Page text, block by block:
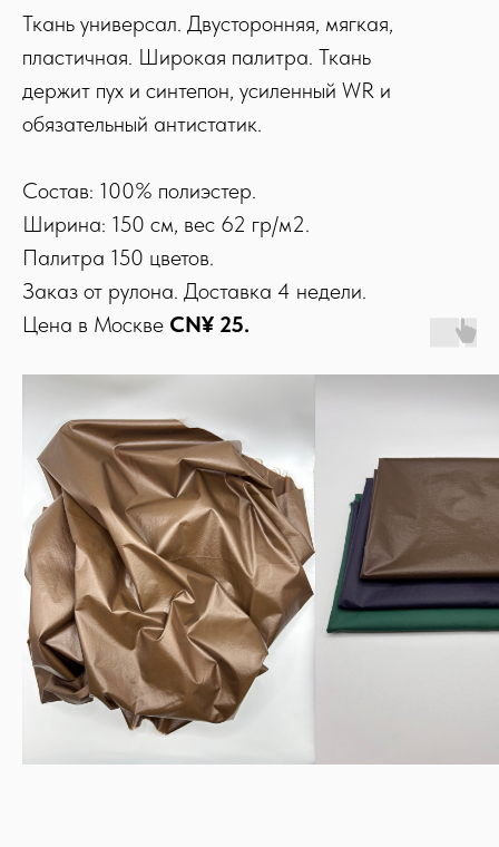
Ткань универсал. Двусторонняя, мягкая,
пластичная. Широкая палитра. Ткань
держит пух и синтепон, усиленный WR и
обязательный антистатик.
Состав: 100% полиэстер.
Ширина: 150 см, вес 62 гр/м2.
Палитра 150 цветов.
Заказ от рулона. Доставка 4 недели.
Цена в Москве CN¥ 25.